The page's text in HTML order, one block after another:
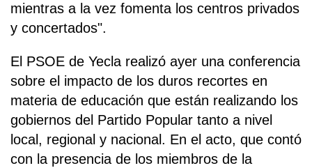
mientras a la vez fomenta los centros privados
y concertados".
El PSOE de Yecla realizó ayer una conferencia
sobre el impacto de los duros recortes en
materia de educación que están realizando los
gobiernos del Partido Popular tanto a nivel
local, regional y nacional. En el acto, que contó
con la presencia de los miembros de la